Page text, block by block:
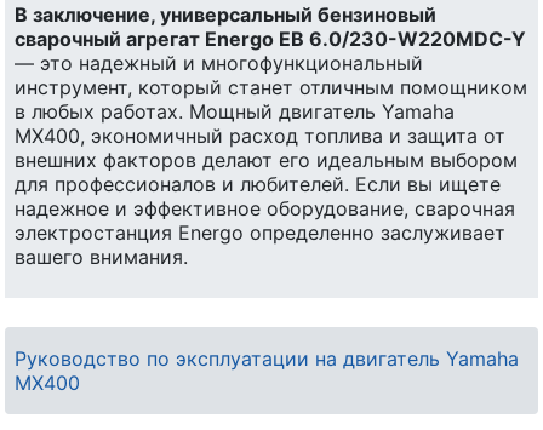
В заключение, универсальный бензиновый
сварочный агрегат Energo EB 6.0/230-W220MDC-Y
— это надежный и многофункциональный
инструмент, который станет отличным помощником
в любых работах. Мощный двигатель Yamaha
MX400, экономичный расход топлива и защита от
внешних факторов делают его идеальным выбором
для профессионалов и любителей. Если вы ищете
надежное и эффективное оборудование, сварочная
электростанция Energo определенно заслуживает
вашего внимания.
Руководство по эксплуатации на двигатель Yamaha
MX400